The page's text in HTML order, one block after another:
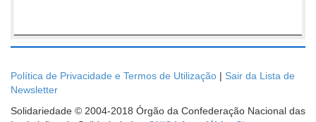
Política de Privacidade e Termos de Utilização | Sair da Lista de
Newsletter
Solidariedade © 2004-2018 Órgão da Confederação Nacional das